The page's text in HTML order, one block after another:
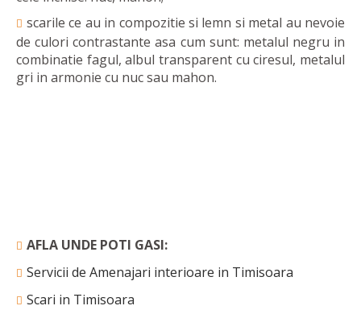
scarile ce au in compozitie si lemn si metal au nevoie
de culori contrastante asa cum sunt: metalul negru in
combinatie fagul, albul transparent cu ciresul, metalul
gri in armonie cu nuc sau mahon.
AFLA UNDE POTI GASI:
Servicii de Amenajari interioare in Timisoara
Scari in Timisoara